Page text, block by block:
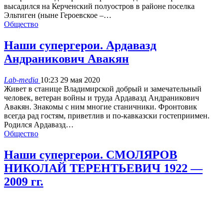
высадился на Керченский полуостров в районе поселка
Эльтиген (ныне Героевское –…
Общество
Наши супергерои. Ардавазд
Андраникович Авакян
Lab-media 10:23 29 мая 2020
Живет в станице Владимирской добрый и замечательный
человек, ветеран войны и труда Ардавазд Андраникович
Авакян. Знакомы с ним многие станичники. Фронтовик
всегда рад гостям, приветлив и по-кавказски гостеприимен.
Родился Ардавазд…
Общество
Наши супергерои. СМОЛЯРОВ
НИКОЛАЙ ТЕРЕНТЬЕВИЧ 1922 —
2009 гг.